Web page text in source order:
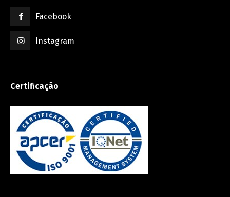
Facebook
Instagram
Certificação